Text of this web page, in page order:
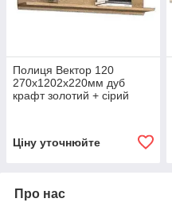
Полиця Вектор 120
270х1202х220мм дуб
крафт золотий + сірий
Ціну уточнюйте
Про нас